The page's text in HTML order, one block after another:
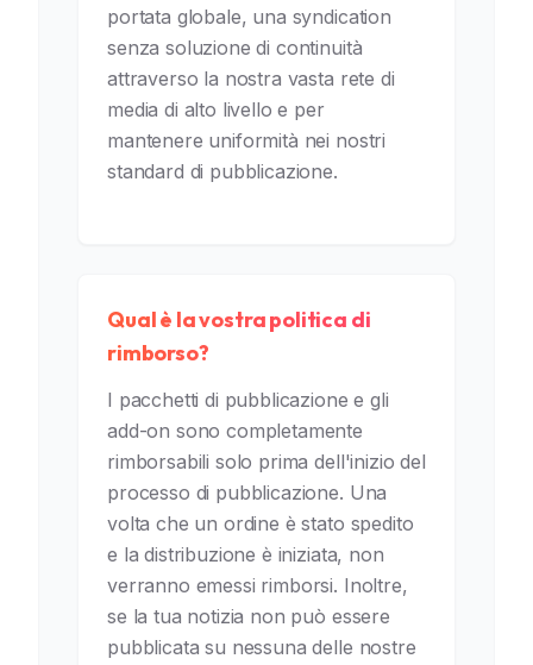
portata globale, una syndication
senza soluzione di continuità
attraverso la nostra vasta rete di
media di alto livello e per
mantenere uniformità nei nostri
standard di pubblicazione.
Qual è la vostra politica di
rimborso?
I pacchetti di pubblicazione e gli
add-on sono completamente
rimborsabili solo prima dell'inizio del
processo di pubblicazione. Una
volta che un ordine è stato spedito
e la distribuzione è iniziata, non
verranno emessi rimborsi. Inoltre,
se la tua notizia non può essere
pubblicata su nessuna delle nostre